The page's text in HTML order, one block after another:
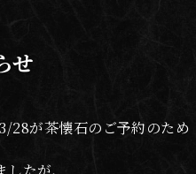
せ
28が茶懐石のご予約のため